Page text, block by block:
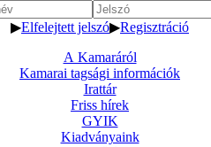
▶Elfelejtett jelszó▶Regisztráció
A Kamaráról
Kamarai tagsági információk
Irattár
Friss hírek
GYIK
Kiadványaink